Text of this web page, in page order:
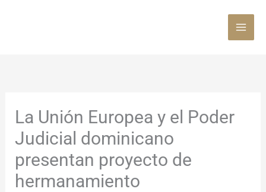
La Unión Europea y el Poder
Judicial dominicano
presentan proyecto de
hermanamiento